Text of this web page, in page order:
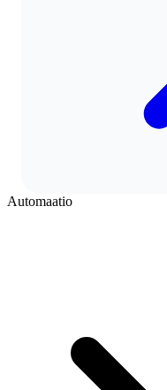
Automaatio